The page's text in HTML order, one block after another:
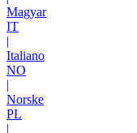
Magyar
IT
|
Italiano
NO
|
Norske
PL
|